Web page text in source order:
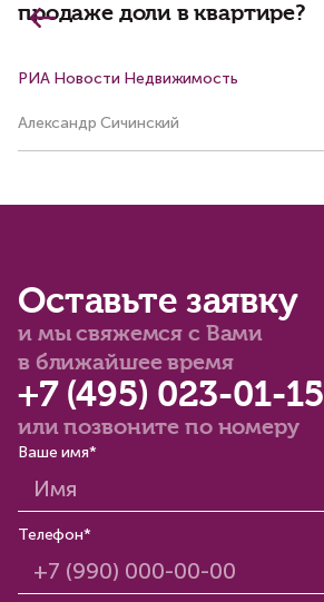
продаже доли в квартире?
РИА Новости Недвижимость
Александр Сичинский
Оставьте заявку
и мы свяжемся с Вами
в ближайшее время
+7 (495) 023-01-15
или позвоните по номеру
Ваше имя*
Телефон*